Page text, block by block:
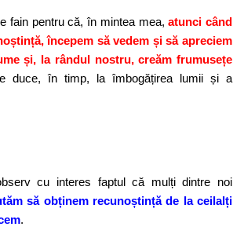
fain pentru că, în mintea mea,atunci când
începem să vedem și să apreciem
și, la rândul nostru, creăm frumusețe
duce, în timp, la îmbogățirea lumii și a
cu interes faptul că mulți dintre noi
să obținem recunoștință de la ceilalți
.